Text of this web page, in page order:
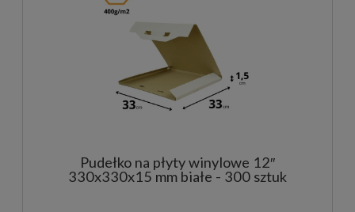
Pudełko na płyty winylowe 12″
330x330x15 mm białe - 300 sztuk